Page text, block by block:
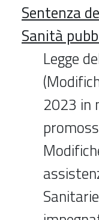
Sentenza
Sanità
Legge
2023 in